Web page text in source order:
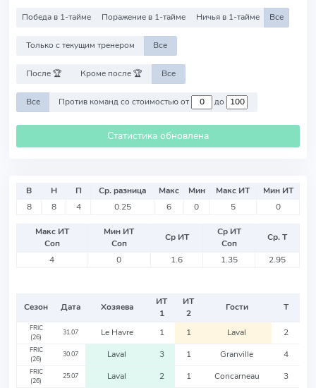
Победа в 1-тайме Поражение в 1-тайме Ничья в 1-тайме Все
Только с текущим тренером Все
После 🏆 Кроме после 🏆 Все
Все Против команд со стоимостью от до
Статистика обновлена
В Н П Ср. разница Макс Мин Макс ИТ
Мин ИТ
8
8 4 0.25 6 0 5 0
Макс ИТ
Соп
Мин ИТ
Соп
Ср ИТ
Ср ИТ
Соп
Ср. Т
4
0 1.6 1.35 2.95
Сезон Дата Хозяева
ИТ
1
ИТ
2
Гости Т
FRIC
(26)
31.07 Le Havre 1 1 Laval 2
FRIC
(26)
30.07 Laval 3 1 Granville 4
FRIC
(26)
25.07 Laval 2 1 Concarneau 3